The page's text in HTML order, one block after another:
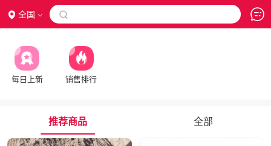
全国 
每日上新 销售排行
推荐商品 全部